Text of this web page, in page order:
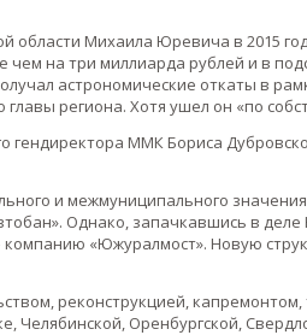
области Михаила Юревича в 2015
на три миллиарда рублей и в
астрономические откаты в
региона. Хотя ушел он «по
ММК Бориса
и межмуниципального
Однако, запачкавшись в
«Южуралмост». Новую
реконструкцией,
Челябинской, Оренбургской,